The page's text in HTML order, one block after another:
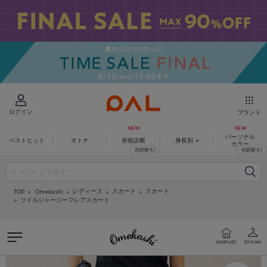
ログイン ブランド
ベストヒット オトナ 骨格診断 身長別
パーソナル
カラー
TOP Omekashi レディース スカート
スカート
ツイルジャージーフレアスカート